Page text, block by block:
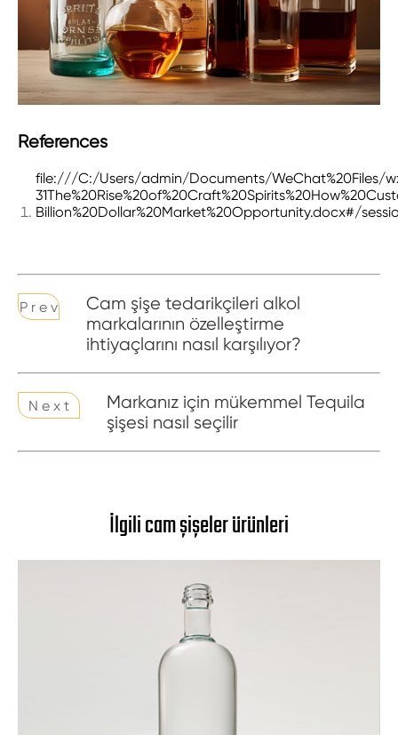
References
file:///C:/Users/admin/Documents/WeChat%20Files/
Billion%20Dollar%20Market%20Opportunity.docx#/
P r e v
Cam şişe tedarikçileri alkol
markalarının özelleştirme
ihtiyaçlarını nasıl karşılıyor?
N e x t
Markanız için mükemmel Tequila
şişesi nasıl seçilir
İlgili cam şişeler ürünleri